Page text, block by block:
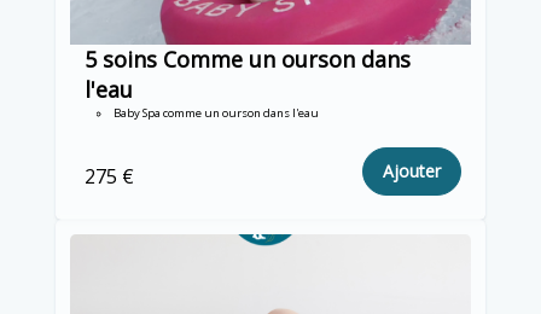
5 soins Comme un ourson dans
l'eau
Baby Spa comme un ourson dans l'eau
275 € Ajouter